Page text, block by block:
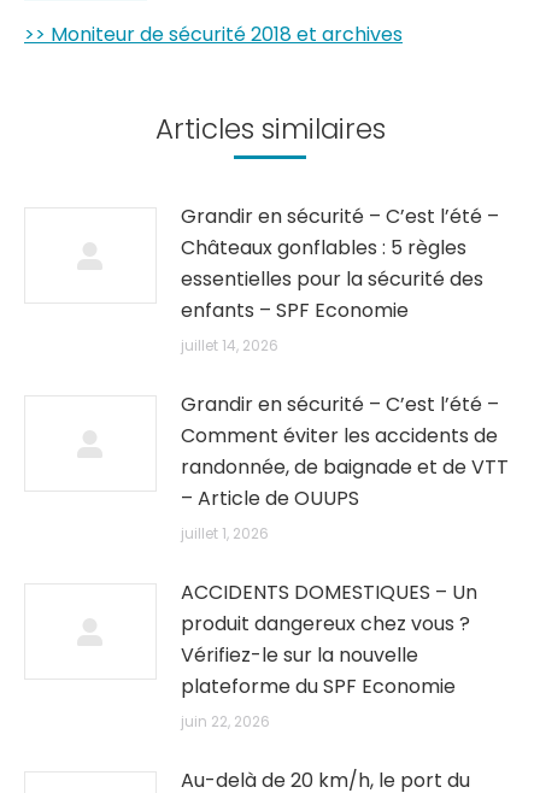
>> Moniteur de sécurité 2018 et archives
Articles similaires
Grandir en sécurité – C’est l’été –
Châteaux gonflables : 5 règles
essentielles pour la sécurité des
enfants – SPF Economie
juillet 14, 2026
Grandir en sécurité – C’est l’été –
Comment éviter les accidents de
randonnée, de baignade et de VTT
– Article de OUUPS
juillet 1, 2026
ACCIDENTS DOMESTIQUES – Un
produit dangereux chez vous ?
Vérifiez-le sur la nouvelle
plateforme du SPF Economie
juin 22, 2026
Au-delà de 20 km/h, le port du